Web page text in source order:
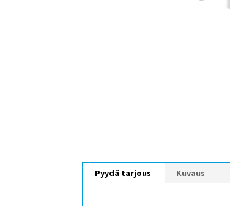
Pyydä tarjous Kuvaus